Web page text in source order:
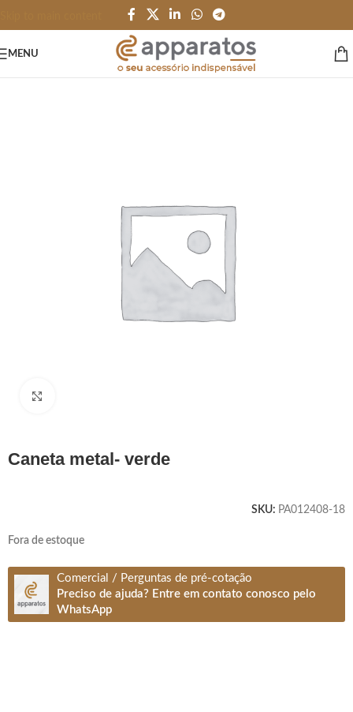
MENU
CANETAS LÁPIS e AFINS/Metal Premium
caneta metal- verde
SKU: PA012408-18
Fora de estoque
Comercial / Perguntas de pré-cotação
Preciso de ajuda? Entre em contato conosco pelo
WhatsApp